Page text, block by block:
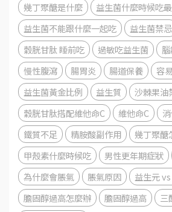
幾丁聚醣是什麼
益生菌什麼時候吃
益生菌不能跟什麼一起吃
益生菌禁忌
穀胱甘肽 睡前吃
過敏吃益生菌
慢性腹瀉
腸胃炎 腸道保養
容
益生菌黃金比例
益生質
沙棘果油
穀胱甘肽搭配維他命C
維他命C
鐵質不足
精胺酸副作用
幾丁聚醣
甲殼素什麼時候吃
男性更年期症狀
為什麼會脹氣
脹氣原因
益生元
膽固醇過高怎麼辦
膽固醇過高
三